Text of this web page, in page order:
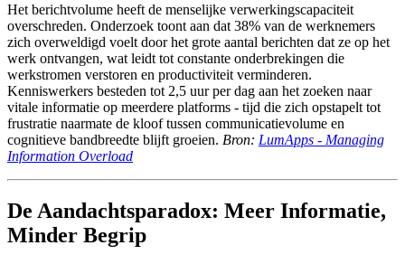
Het berichtvolume heeft de menselijke verwerkingscapaciteit
overschreden. Onderzoek toont aan dat 38% van de werknemers
zich overweldigd voelt door het grote aantal berichten dat ze op het
werk ontvangen, wat leidt tot constante onderbrekingen die
werkstromen verstoren en productiviteit verminderen.
Kenniswerkers besteden tot 2,5 uur per dag aan het zoeken naar
vitale informatie op meerdere platforms - tijd die zich opstapelt tot
frustratie naarmate de kloof tussen communicatievolume en
cognitieve bandbreedte blijft groeien. Bron: LumApps - Managing
Information Overload
De Aandachtsparadox: Meer Informatie,
Minder Begrip